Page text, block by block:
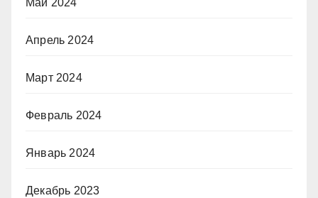
Май 2024
Апрель 2024
Март 2024
Февраль 2024
Январь 2024
Декабрь 2023